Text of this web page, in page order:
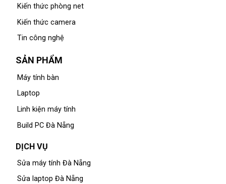
Kiến thức phòng net
Kiến thức camera
Tin công nghệ
SẢN PHẨM
Máy tính bàn
Laptop
Linh kiện máy tính
Build PC Đà Nẵng
DỊCH VỤ
Sửa máy tính Đà Nẵng
Sửa laptop Đà Nẵng